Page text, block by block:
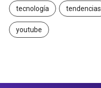
tecnología tendencias
youtube